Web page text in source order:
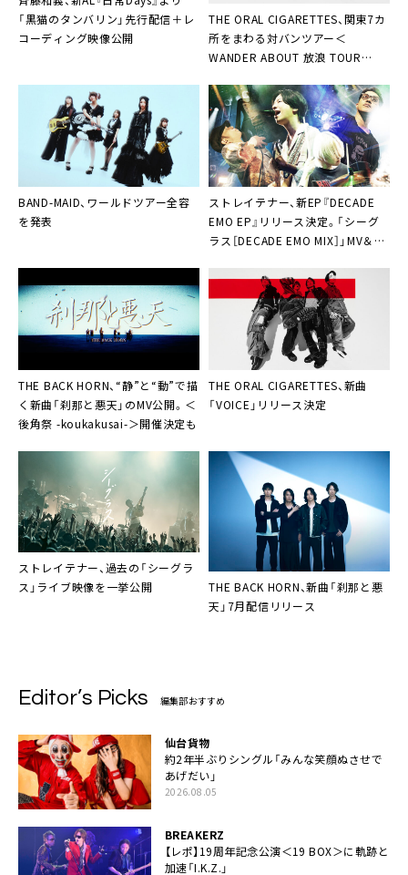
「黒猫のタンバリン」先行配信＋レ
コーディング映像公開
THE ORAL CIGARETTES、関東7カ
所をまわる対バンツアー＜
WANDER ABOUT 放浪 TOUR
BAND-MAID、ワールドツアー全容
を発表
ストレイテナー、新EP『DECADE
EMO EP』リリース決定。「シーグ
ラス［DECADE EMO MIX］」MV＆新
THE BACK HORN、“静”と“動”で描
く新曲「刹那と悪天」のMV公開。＜
後角祭 -koukakusai-＞開催決定も
THE ORAL CIGARETTES、新曲
「VOICE」リリース決定
ストレイテナー、過去の「シーグラ
ス」ライブ映像を一挙公開
THE BACK HORN、新曲「刹那と悪
天」7月配信リリース
Editor’s Picks 編集部おすすめ
仙台貨物
約2年半ぶりシングル「みんな笑顔ぬさせで
あげだい」
2026.08.05
BREAKERZ
【レポ】19周年記念公演＜19 BOX＞に軌跡と
加速「I.K.Z.」